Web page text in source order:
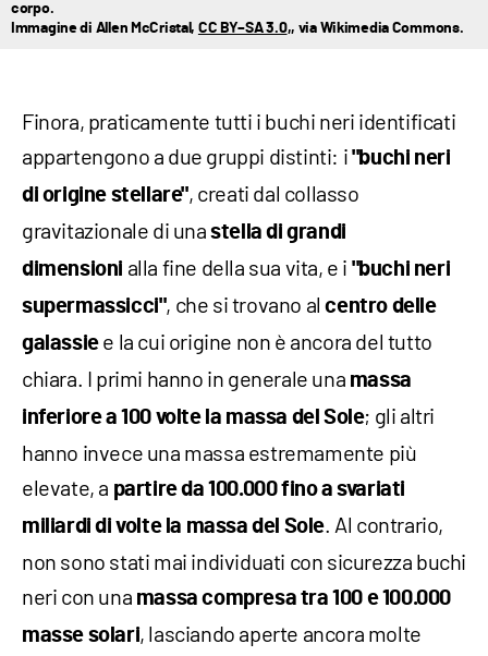
corpo.
Immagine di Allen McCristal, CC BY–SA 3.0,, via Wikimedia Commons.
Finora, praticamente tutti i buchi neri identificati
appartengono a due gruppi distinti: i "buchi neri
di origine stellare", creati dal collasso
gravitazionale di unastella di grandi
dimensioni alla fine della sua vita, e i "buchi neri
supermassicci", che si trovano alcentro delle
galassiee la cui origine non è ancora del tutto
chiara. I primi hanno in generale una massa
inferiore a 100 volte la massa del Sole; gli altri
hanno invece una massa estremamente più
elevate, a partire da 100.000 fino a svariati
miliardi di volte la massa del Sole. Al contrario,
non sono stati mai individuati con sicurezza buchi
neri con una massa compresa tra 100 e 100.000
masse solari, lasciando aperte ancora molte